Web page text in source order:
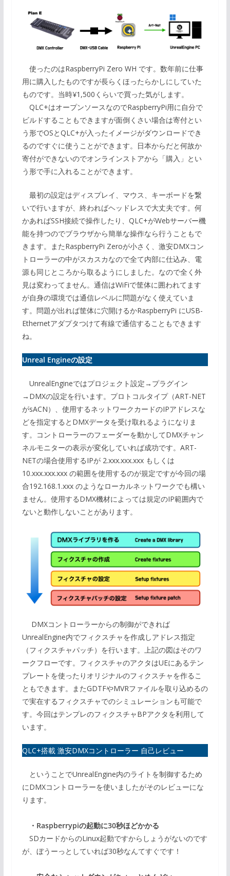
使ったのはRaspberryPi Zero WH です。数年前に仕事
用に購入したものですが長らくほったらかしにしていた
ものです。当時¥1,500くらいで買った気がします。
QLC+はオープンソースなのでRaspberryPi用に自分で
ビルドすることもできますが面倒くさい場合は寄付とい
う形でOSとQLC+が入ったイメージがダウンロードでき
るのですぐに使うことができます。日本からだと何故か
寄付ができないのでオンラインストアから「購入」とい
う形で手に入れることができます。
最初の設定はディスプレイ、マウス、キーボードを繋
いで行いますが、終わればヘッドレスで大丈夫です。何
かあればSSH接続で操作したり、QLC+がWebサーバー機
能を持つのでブラウザから簡単な操作なら行うこともで
きます。またRaspberryPi Zeroが小さく、激安DMXコン
トローラーの中がスカスカなので全て内部に仕込み、電
源も同じところから取るようにしました。なので全く外
見は変わってません。通信はWiFiで筐体に囲われてます
が自身の環境では通信レベルに問題がなく使えていま
す。問題が出れば筐体に穴開けるかRaspberryPi にUSB-
Ethernetアダプタつけて有線で通信することもできます
ね。
Unreal Engineの設定
UnrealEngineではプロジェクト設定→プラグイン
→DMXの設定を行います。プロトコルタイプ（ART-NET
がsACN）、使用するネットワークカードのIPアドレスな
どを指定するとDMXデータを受け取れるようになりま
す。コントローラーのフェーダーを動かしてDMXチャン
ネルモニターの表示が変化していれば成功です。ART-
NETの場合使用するIPが 2.xxx.xxx.xxx もしくは
10.xxx.xxx.xxx の範囲を使用するのが規定ですが今回の場
合192.168.1.xxx のようなローカルネットワークでも構い
ません。使用するDMX機材によっては規定のIP範囲内で
ないと動作しないことがあります。
DMXコントローラーからの制御ができれば
UnrealEngine内でフィクスチャを作成しアドレス指定
（フィクスチャパッチ）を行います。上記の図はそのワ
ークフローです。フィクスチャのアクタはUEにあるテン
プレートを使ったりオリジナルのフィクスチャを作るこ
ともできます。またGDTFやMVRファイルを取り込めるの
で実在するフィクスチャでのシミュレーションも可能で
す。今回はテンプレのフィクスチャBPアクタを利用して
います。
QLC+搭載 激安DMXコントローラー 自己レビュー
ということでUnrealEngine内のライトを制御するため
にDMXコントローラーを使いましたがそのレビューにな
ります。
・Raspberrypiの起動に30秒ほどかかる
SDカードからのLinux起動ですからしょうがないのです
が、ぼうーっとしていれば30秒なんてすぐです！